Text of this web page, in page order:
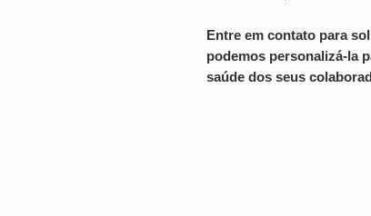
Entre em contato para
podemos personalizá-la
saúde dos seus